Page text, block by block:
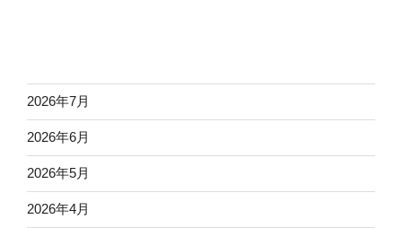
2026年7月
2026年6月
2026年5月
2026年4月